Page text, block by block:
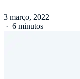
3 março, 2022
· 6 minutos